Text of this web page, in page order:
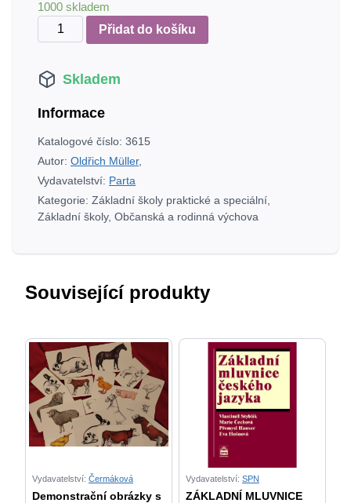
1000 skladem
Výchova
k
2.
učebnice
pro
2.
stupeň
ZŠ
praktické
Přidat do košíku
Skladem
Informace
Katalogové číslo: 3615
Autor: Oldřich Müller,
Vydavatelství: Parta
Kategorie: Základní školy praktické a speciální
Základní školy, Občanská a rodinná výchova
Související produkty
Vydavatelství: Čermáková
Demonstrační obrázky s
Vydavatelství: SPN
ZÁKLADNÍ MLUVNICE